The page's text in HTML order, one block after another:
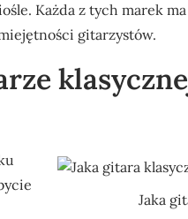
Każda z tych marek
gitarzystów.
Jaka